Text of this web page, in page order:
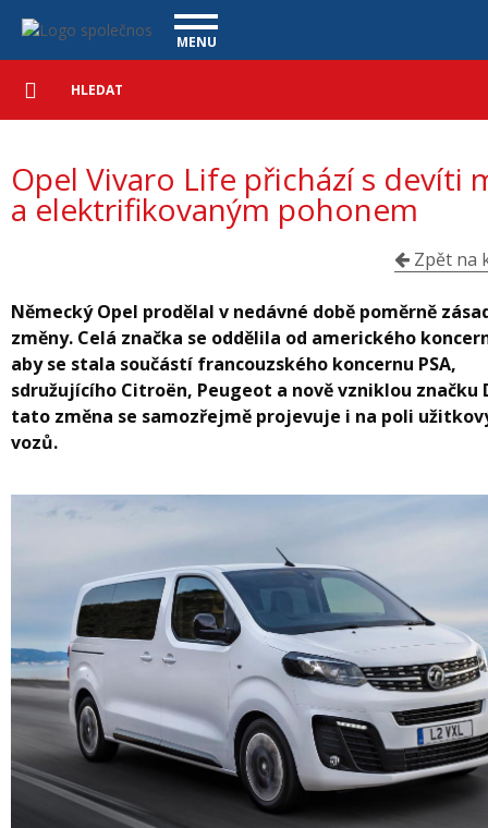
Opel Vivaro Life přichází s devíti místy a elektrifikovaným pohonem -
Navigace
MENU
VÝKUP VOZŮ
ÚVĚR ZDARMA
ZÁRUKA NA OJETÉ VOZY
CO NABÍZÍME
ONLINE VIDEO PROHLÍDKY
UPLATNĚNÍ VAD
NAŠE VIDEA
MAGAZÍN
KONTAKT
Podrobné
vyhledávání
Vyhledat
Opel Vivaro Life přichází s devíti
a elektrifikovaným pohonem
Zpět na
Německý Opel prodělal v nedávné době poměrně
změny. Celá značka se oddělila od amerického
aby se stala součástí francouzského koncernu PSA,
sdružujícího Citroën, Peugeot a nově vzniklou značku
tato změna se samozřejmě projevuje i na poli
vozů.